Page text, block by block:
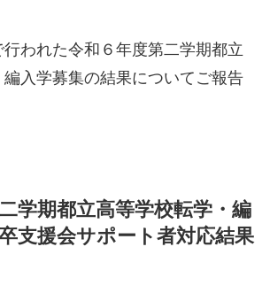
われた令和６年度第二学期都立
入学募集の結果についてご報告
学期都立高等学校転学・編
支援会サポート者対応結果